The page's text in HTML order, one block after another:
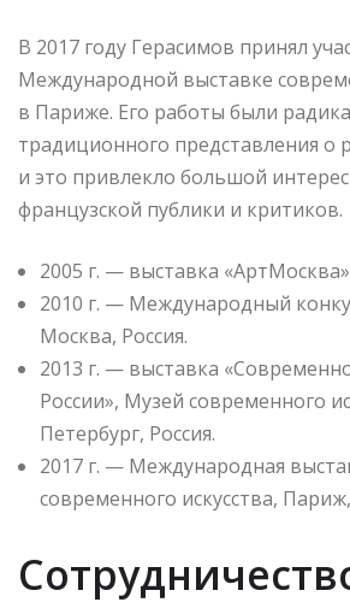
В 2017 году Герасимов принял
Международной выставке
в Париже. Его работы были
традиционного представления о
и это привлекло большой
французской публики и критиков.
2005 г. — выставка
2010 г. — Международный
Москва, Россия.
2013 г. — выставка
России», Музей современного
Петербург, Россия.
2017 г. — Международная
современного искусства,